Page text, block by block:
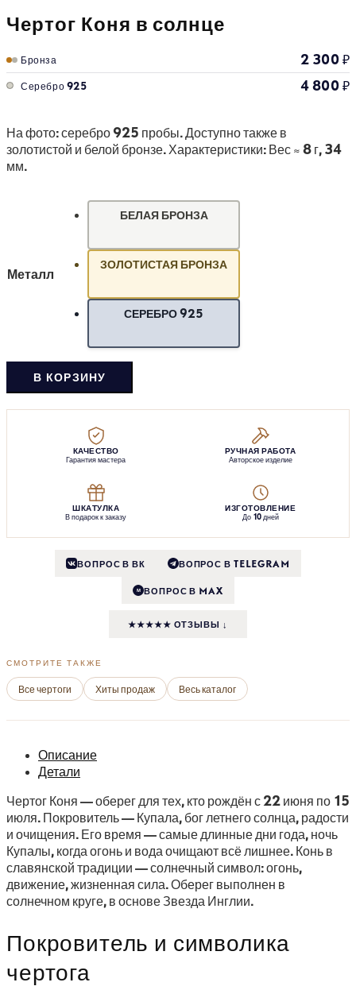
Чертог Коня в солнце
Бронза 2 300₽
Серебро 925 4 800₽
На фото: серебро 925 пробы. Доступно также в
золотистой и белой бронзе. Характеристики: Вес ≈ 8 г, 34
мм.
Металл
БЕЛАЯ БРОНЗА
ЗОЛОТИСТАЯ БРОНЗА
СЕРЕБРО 925
В КОРЗИНУ
КАЧЕСТВО
Гарантия мастера
РУЧНАЯ РАБОТА
Авторское изделие
ШКАТУЛКА
В подарок к заказу
ИЗГОТОВЛЕНИЕ
До 10 дней
ВОПРОС В ВК ВОПРОС В TELEGRAM
M ВОПРОС В MAX
★★★★★ ОТЗЫВЫ ↓
СМОТРИТЕ ТАКЖЕ
Все чертоги Хиты продаж Весь каталог
Описание
Детали
Чертог Коня — оберег для тех, кто рождён с 22 июня по 15
июля. Покровитель — Купала, бог летнего солнца, радости
и очищения. Его время — самые длинные дни года, ночь
Купалы, когда огонь и вода очищают всё лишнее. Конь в
славянской традиции — солнечный символ: огонь,
движение, жизненная сила. Оберег выполнен в
солнечном круге, в основе Звезда Инглии.
Покровитель и символика
чертога